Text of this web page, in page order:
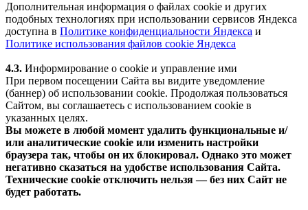
Дополнительная информация о файлах cookie и других
подобных технологиях при использовании сервисов Яндекса
доступна в Политике конфиденциальности Яндекса и
Политике использования файлов cookie Яндекса
4.3. Информирование о cookie и управление ими
При первом посещении Сайта вы видите уведомление
(баннер) об использовании cookie. Продолжая пользоваться
Сайтом, вы соглашаетесь с использованием cookie в
указанных целях.
Вы можете в любой момент удалить функциональные и/
или аналитические cookie или изменить настройки
браузера так, чтобы он их блокировал. Однако это может
негативно сказаться на удобстве использования Сайта.
Технические cookie отключить нельзя — без них Сайт не
будет работать.